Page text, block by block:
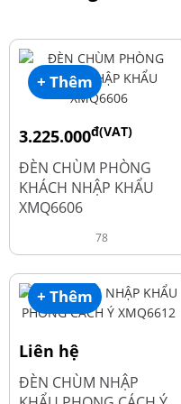
+ Thêm
3.225.000đ(VAT)
4.300.000
ĐÈN CHÙM PHÒNG
KHÁCH NHẬP KHẨU
XMQ6606
78
+ Thêm
Liên hệ
ĐÈN CHÙM NHẬP